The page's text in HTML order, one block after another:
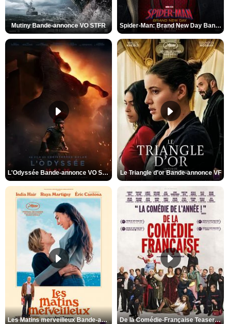
Mutiny Bande-annonce VO STFR Spider-Man: Brand New Day Bande-annonce VO STFR
L'Odyssée Bande-annonce VO STFR Le Triangle d'or Bande-annonce VF
Les Matins merveilleux Bande-annonce VF De la Comédie-Française Teaser VF